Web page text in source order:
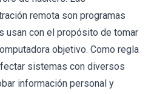
remota son programas
usan con el propósito de tomar
objetivo. Como regla
sistemas con diversos
información personal y